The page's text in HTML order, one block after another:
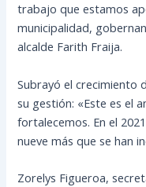
trabajo que estamos
municipalidad,
alcalde Farith Fraija.
Subrayó el crecimiento
su gestión: «Este es el
fortalecemos. En el
nueve más que se han
Zorelys Figueroa,